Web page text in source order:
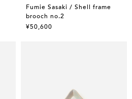
Fumie Sasaki / Shell frame
brooch no.2
¥50,600